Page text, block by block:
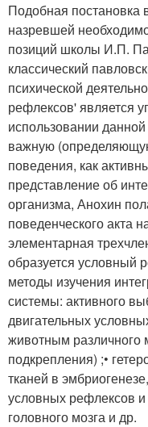
Подобная постановка
назревшей
позиций школы И.П.
классический
психической
рефлексов' является
использовании
важную
поведения, как
представление об
организма, Анохин
поведенческого акта
элементарная
образуется условный
методы изучения
системы: активного
двигательных
животным различного
подкрепления) ;•
тканей в
условных рефлексов и
головного мозга и др.